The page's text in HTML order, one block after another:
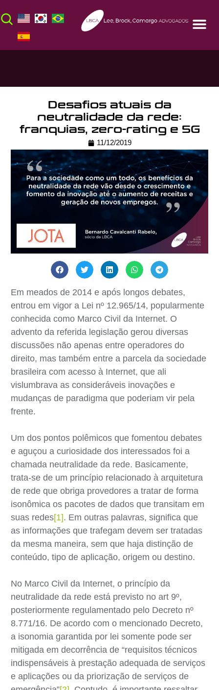
Desafios atuais da
neutralidade da rede:
franquias, zero-rating e 5G
11/12/2019
Em meados de 2014 e após longos debates,
entrou em vigor a Lei nº 12.965/14, popularmente
conhecida como Marco Civil da Internet. O
advento da referida legislação gerou diversas
discussões não apenas entre operadores do
direito, mas também entre a parcela da sociedade
brasileira com acesso à Internet, que ali
vislumbrava as consideráveis inovações e
mudanças de paradigma que poderiam vir pela
frente.
Um dos pontos polêmicos que fomentou debates
e aguçou a curiosidade dos interessados foi a
chamada neutralidade da rede. Basicamente,
trata-se de um princípio relacionado à arquitetura
de rede que obriga provedores a tratar de forma
isonômica os pacotes de dados que transitam em
suas redes[1]. Em outras palavras, significa que
as informações que trafegam devem ser tratadas
da mesma maneira, sem que haja distinção de
conteúdo, tipo de aplicação, origem ou destino.
No Marco Civil da Internet, o princípio da
neutralidade da rede está previsto no art 9º,
posteriormente regulamentado pelo Decreto nº
8.771/16. De acordo com o mencionado Decreto,
a isonomia garantida por lei somente pode ser
mitigada em decorrência de “requisitos técnicos
indispensáveis à prestação adequada de serviços
e aplicações ou da priorização de serviços de